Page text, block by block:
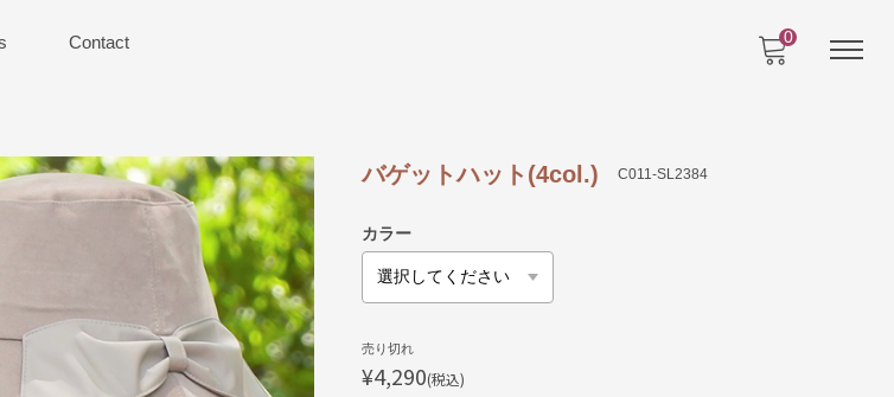
Contact 0
バゲットハット(4col.) C011-SL2384
カラー
売り切れ
¥4,290(税込)